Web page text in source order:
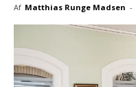
Af Matthias Runge Madsen -